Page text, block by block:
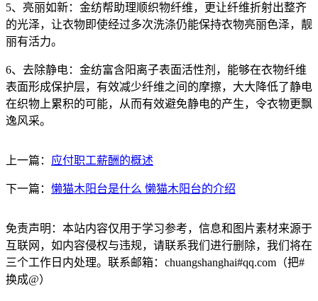
5、亮丽如新：金纺帮助理顺织物纤维，更让纤维折射出整齐
的光泽，让衣物即使经过多次洗涤仍能保持衣物亮丽色泽，靓
丽有活力。
6、去除静电：金纺富含阳离子表面活性剂，能够在衣物纤维
表面形成保护层，有效减少纤维之间的摩擦，大大降低了静电
在织物上累积的可能，从而有效避免静电的产生，令衣物更飘
逸风采。
上一篇： 应付职工薪酬的概述
下一篇： 懒猫木阳台是什么 懒猫木阳台的介绍
免责声明：本站内容仅用于学习参考，信息和图片素材来源于
互联网，如内容侵权与违规，请联系我们进行删除，我们将在
三个工作日内处理。联系邮箱：chuangshanghai#qq.com（把#
换成@）